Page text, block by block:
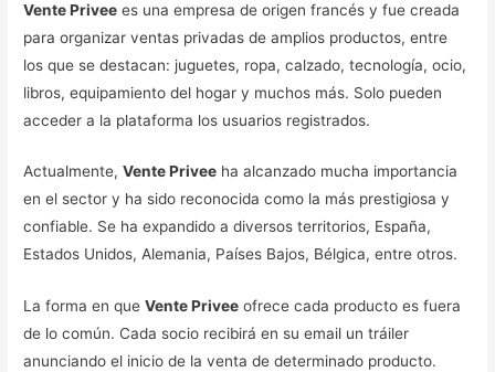
Vente Privee es una empresa de origen francés y fue creada
para organizar ventas privadas de amplios productos, entre
los que se destacan: juguetes, ropa, calzado, tecnología, ocio,
libros, equipamiento del hogar y muchos más. Solo pueden
acceder a la plataforma los usuarios registrados.
Actualmente,Vente Privee ha alcanzado mucha importancia
en el sector y ha sido reconocida como la más prestigiosa y
confiable. Se ha expandido a diversos territorios, España,
Estados Unidos, Alemania, Países Bajos, Bélgica, entre otros.
La forma en queVente Privee ofrece cada producto es fuera
de lo común. Cada socio recibirá en su email un tráiler
anunciando el inicio de la venta de determinado producto.